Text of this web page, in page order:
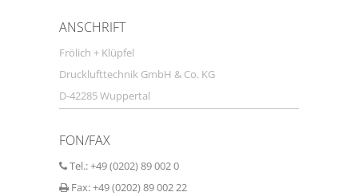
ANSCHRIFT
Frölich + Klüpfel
Drucklufttechnik GmbH & Co. KG
D-42285 Wuppertal
FON/FAX
Tel.: +49 (0202) 89 002 0
Fax: +49 (0202) 89 002 22